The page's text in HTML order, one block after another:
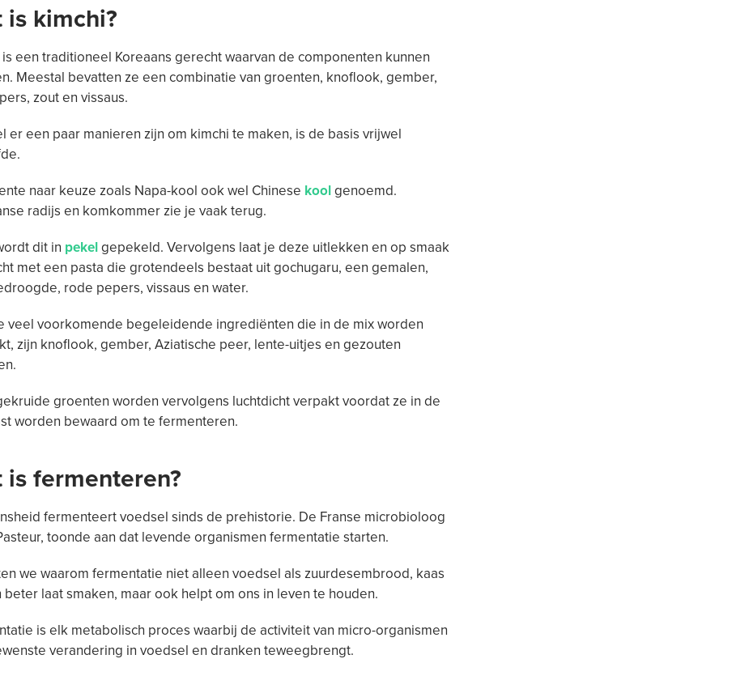
is kimchi?
is een traditioneel Koreaans gerecht waarvan de componenten kunnen
Meestal bevatten ze een combinatie van groenten, knoflook, gember,
zout en vissaus.
er een paar manieren zijn om kimchi te maken, is de basis vrijwel
naar keuze zoals Napa-kool ook wel Chinese koolgenoemd.
radijs en komkommer zie je vaak terug.
dit in pekelgepekeld. Vervolgens laat je deze uitlekken en op smaak
met een pasta die grotendeels bestaat uit gochugaru, een gemalen,
rode pepers, vissaus en water.
veel voorkomende begeleidende ingrediënten die in de mix worden
zijn knoflook, gember, Aziatische peer, lente-uitjes en gezouten
groenten worden vervolgens luchtdicht verpakt voordat ze in de
worden bewaard om te fermenteren.
is fermenteren?
fermenteert voedsel sinds de prehistorie. De Franse microbioloog
toonde aan dat levende organismen fermentatie starten.
we waarom fermentatie niet alleen voedsel als zuurdesembrood, kaas
beter laat smaken, maar ook helpt om ons in leven te houden.
is elk metabolisch proces waarbij de activiteit van micro-organismen
verandering in voedsel en dranken teweegbrengt.